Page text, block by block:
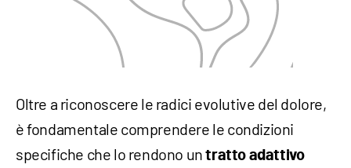
Oltre a riconoscere le radici evolutive del dolore,
è fondamentale comprendere le condizioni
specifiche che lo rendono untratto adattivo